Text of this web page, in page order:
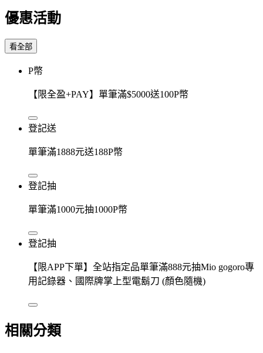
優惠活動
看全部
P幣
【限全盈+PAY】單筆滿$5000送100P幣
登記送
單筆滿1888元送188P幣
登記抽
單筆滿1000元抽1000P幣
登記抽
【限APP下單】全站指定品單筆滿888元抽Mio gogoro專
用記錄器、國際牌掌上型電鬍刀 (顏色隨機)
相關分類